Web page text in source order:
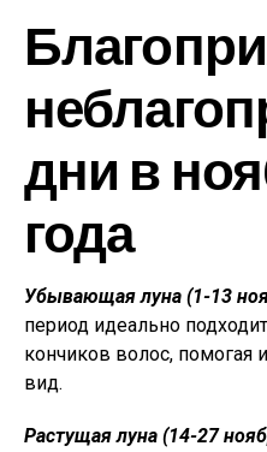
дни в
года
Убывающая луна (1-13
период идеально
кончиков волос, помогая
вид.
Растущая луна (14-27